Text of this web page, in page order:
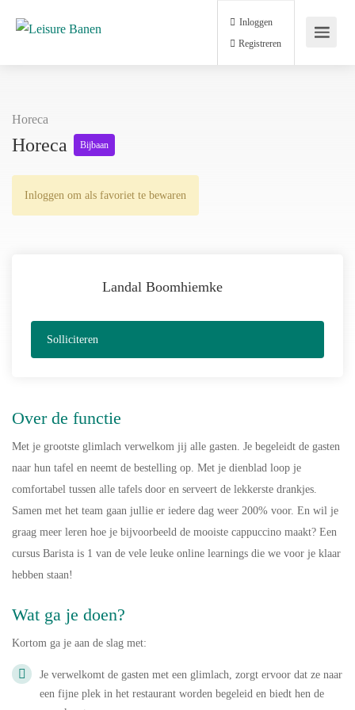
Inloggen
Registreren
Horeca
Horeca Bijbaan
Inloggen om als favoriet te bewaren
Landal Boomhiemke
Solliciteren
Over de functie
Met je grootste glimlach verwelkom jij alle gasten. Je begeleidt de gasten
naar hun tafel en neemt de bestelling op. Met je dienblad loop je
comfortabel tussen alle tafels door en serveert de lekkerste drankjes.
Samen met het team gaan jullie er iedere dag weer 200% voor. En wil je
graag meer leren hoe je bijvoorbeeld de mooiste cappuccino maakt? Een
cursus Barista is 1 van de vele leuke online learnings die we voor je klaar
hebben staan!
Wat ga je doen?
Kortom ga je aan de slag met:
Je verwelkomt de gasten met een glimlach, zorgt ervoor dat ze naar
een fijne plek in het restaurant worden begeleid en biedt hen de